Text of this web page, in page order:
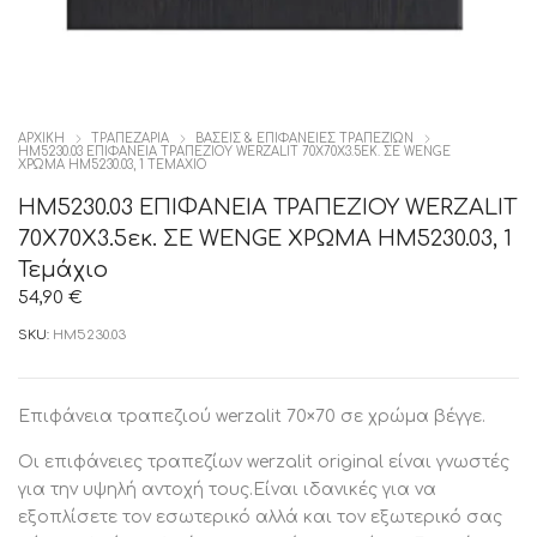
ΑΡΧΙΚΉ ΤΡΑΠΕΖΑΡΙΑ
ΒΑΣΕΙΣ & ΕΠΙΦΑΝΕΙΕΣ ΤΡΑΠΕΖΙΩΝ
HM5230.03 ΕΠΙΦΑΝΕΙΑ ΤΡΑΠΕΖΙΟΥ WERZALIT 70Χ70Χ3.5ΕΚ. ΣΕ WENGE
ΧΡΩΜΑ HM5230.03, 1 ΤΕΜΆΧΙΟ
HM5230.03 ΕΠΙΦΑΝΕΙΑ ΤΡΑΠΕΖΙΟΥ WERZALIT
70Χ70Χ3.5εκ. ΣΕ WENGE ΧΡΩΜΑ HM5230.03, 1
Τεμάχιο
54,90 €
SKU: HM5230.03
Επιφάνεια τραπεζιού werzalit 70×70 σε χρώμα βέγγε.
Οι επιφάνειες τραπεζίων werzalit original είναι γνωστές
για την υψηλή αντοχή τους.Είναι ιδανικές για να
εξοπλίσετε τον εσωτερικό αλλά και τον εξωτερικό σας